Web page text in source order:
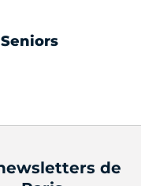
de